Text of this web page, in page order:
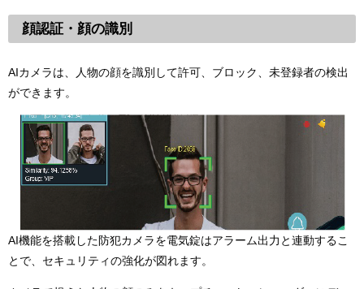
顔認証・顔の識別
AIカメラは、人物の顔を識別して許可、ブロック、未登録者の検出
ができます。
AI機能を搭載した防犯カメラを電気錠はアラーム出力と連動するこ
とで、セキュリティの強化が図れます。